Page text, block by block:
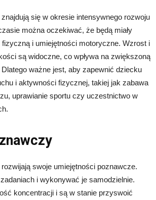
się w okresie intensywnego rozwoju
można oczekiwać, że będą miały
i umiejętności motoryczne. Wzrost i
są widoczne, co wpływa na zwiększoną
Dlatego ważne jest, aby zapewnić dziecku
i aktywności fizycznej, takiej jak zabawa
uprawianie sportu czy uczestnictwo w
swoje umiejętności poznawcze.
i wykonywać je samodzielnie.
koncentracji i są w stanie przyswoić